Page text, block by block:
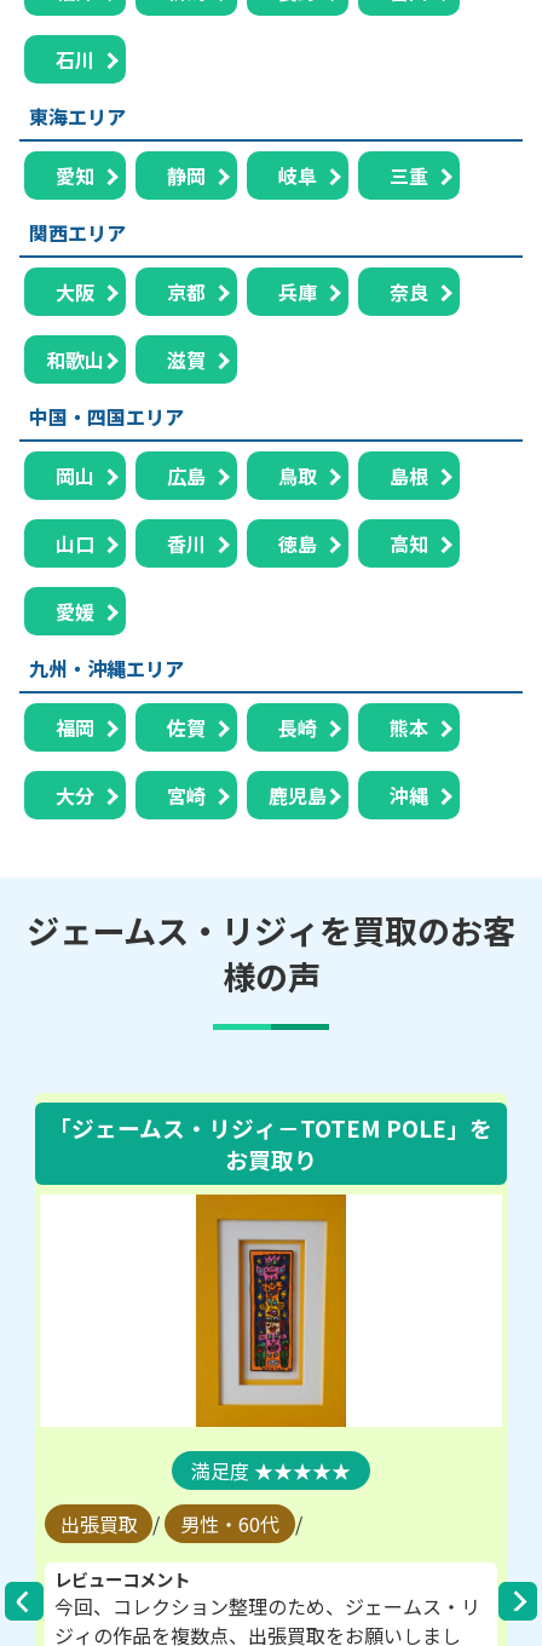
石川
東海エリア
愛知 静岡 岐阜
三重
関西エリア
大阪 京都 兵庫 奈良
和歌山
滋賀
中国・四国エリア
岡山 広島 鳥取 島根
山口 香川 徳島 高知
愛媛
九州・沖縄エリア
福岡 佐賀 長崎 熊本
大分 宮崎 鹿児島 沖縄
ジェームス・リジィを買取のお客
様の声
「ジェームス・リジィ－TOTEM POLE」 を
お買取り
★★★★★
出張買取 / 男性・60代 /
レビューコメント
今回、コレクション整理のため、ジェームス・リ
ジィの作品を複数点、出張買取をお願いしまし